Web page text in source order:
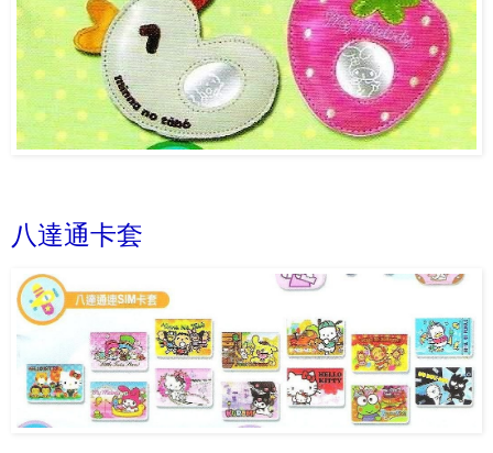
八達通卡套